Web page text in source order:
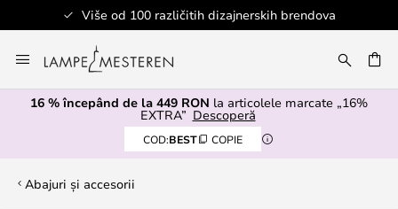
Više od 100 različitih dizajnerskih brendova
la
Continut
16 % începând de la 449 RON la articolele marcate „16%
EXTRA” Descoperă
COD:BEST COPIE
Abajuri și accesorii